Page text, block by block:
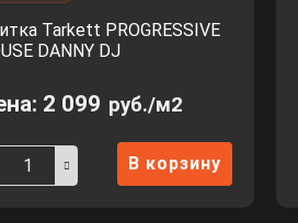
Tarkett PROGRESSIVE
DANNY DJ
2 099 руб./м2
В корзину